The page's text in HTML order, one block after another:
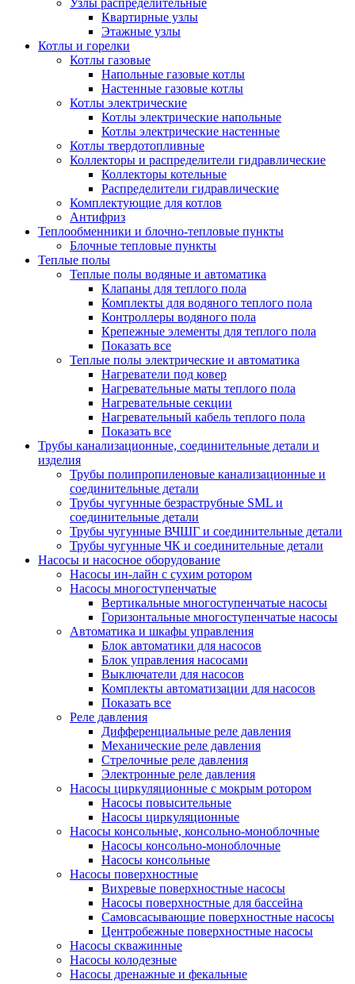
Узлы распределительные
Квартирные узлы
Этажные узлы
Котлы и горелки
Котлы газовые
Напольные газовые котлы
Настенные газовые котлы
Котлы электрические
Котлы электрические напольные
Котлы электрические настенные
Котлы твердотопливные
Коллекторы и распределители гидравлические
Коллекторы котельные
Распределители гидравлические
Комплектующие для котлов
Антифриз
Теплообменники и блочно-тепловые пункты
Блочные тепловые пункты
Теплые полы
Теплые полы водяные и автоматика
Клапаны для теплого пола
Комплекты для водяного теплого пола
Контроллеры водяного пола
Крепежные элементы для теплого пола
Показать все
Теплые полы электрические и автоматика
Нагреватели под ковер
Нагревательные маты теплого пола
Нагревательные секции
Нагревательный кабель теплого пола
Показать все
Трубы канализационные, соединительные детали и
изделия
Трубы полипропиленовые канализационные и
соединительные детали
Трубы чугунные безраструбные SML и
соединительные детали
Трубы чугунные ВЧШГ и соединительные детали
Трубы чугунные ЧК и соединительные детали
Насосы и насосное оборудование
Насосы ин-лайн с сухим ротором
Насосы многоступенчатые
Вертикальные многоступенчатые насосы
Горизонтальные многоступенчатые насосы
Автоматика и шкафы управления
Блок автоматики для насосов
Блок управления насосами
Выключатели для насосов
Комплекты автоматизации для насосов
Показать все
Реле давления
Дифференциальные реле давления
Механические реле давления
Стрелочные реле давления
Электронные реле давления
Насосы циркуляционные с мокрым ротором
Насосы повысительные
Насосы циркуляционные
Насосы консольные, консольно-моноблочные
Насосы консольно-моноблочные
Насосы консольные
Насосы поверхностные
Вихревые поверхностные насосы
Насосы поверхностные для бассейна
Самовсасывающие поверхностные насосы
Центробежные поверхностные насосы
Насосы скважинные
Насосы колодезные
Насосы дренажные и фекальные